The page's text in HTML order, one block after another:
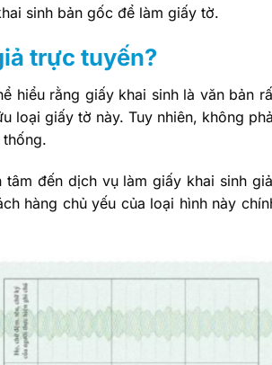
sinh bản gốc để làm giấy tờ.
trực tuyến?
hiểu rằng giấy khai sinh là văn bản
loại giấy tờ này. Tuy nhiên, không
đến dịch vụ làm giấy khai sinh
hàng chủ yếu của loại hình này